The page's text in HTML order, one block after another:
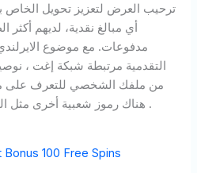
ترحيب العرض لتعزيز تحويل الخاص
أي مبالغ نقدية، لديهم
مدفوعات. مع موضوع الايرلندي
التقدمية مرتبطة شبكة إغت ،
من ملفك الشخصي للتعرف على
هناك رموز شعبية أخرى مثل الجرس والسبعة، يبقى السؤال .
100 Free Spins